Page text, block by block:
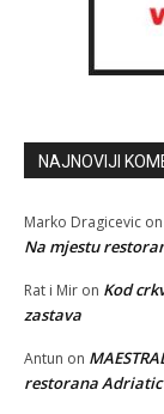
NAJNOVIJI
Marko Dragicevic on
Na mjestu
Rat i Mir on Kod
zastava
Antun on
restorana Adriatic